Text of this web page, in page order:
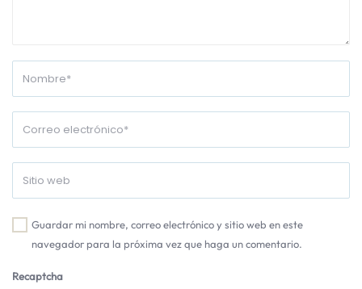
Guardar mi nombre, correo electrónico y sitio web en este
navegador para la próxima vez que haga un comentario.
Recaptcha